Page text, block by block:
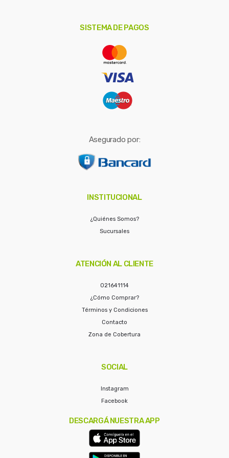
SISTEMA DE PAGOS
Asegurado por:
INSTITUCIONAL
¿Quiénes Somos?
Sucursales
ATENCIÓN AL CLIENTE
021641114
¿Cómo Comprar?
Términos y Condiciones
Contacto
Zona de Cobertura
SOCIAL
Instagram
Facebook
DESCARGÁ NUESTRA APP